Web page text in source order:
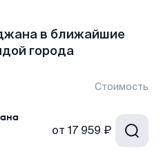
в ближайшие
города
Стоимость
от 17 959 ₽